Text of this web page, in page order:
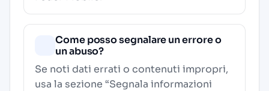
Come posso segnalare un errore o
un abuso?
Se noti dati errati o contenuti impropri,
usa la sezione “Segnala informazioni